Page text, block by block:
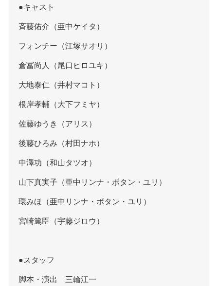
●キャスト
斉藤佑介（亜中ケイタ）
フォンチー（江塚サオリ）
倉冨尚人（尾口ヒロユキ）
大地泰仁（井村マコト）
根岸孝輔（大下フミヤ）
佐藤ゆうき（アリス）
後藤ひろみ（村田ナホ）
中澤功（和山タツオ）
山下真実子（亜中リンナ・ボタン・ユリ）
環みほ（亜中リンナ・ボタン・ユリ）
宮崎篤臣（宇藤ジロウ）
●スタッフ
脚本・演出 三輪江一